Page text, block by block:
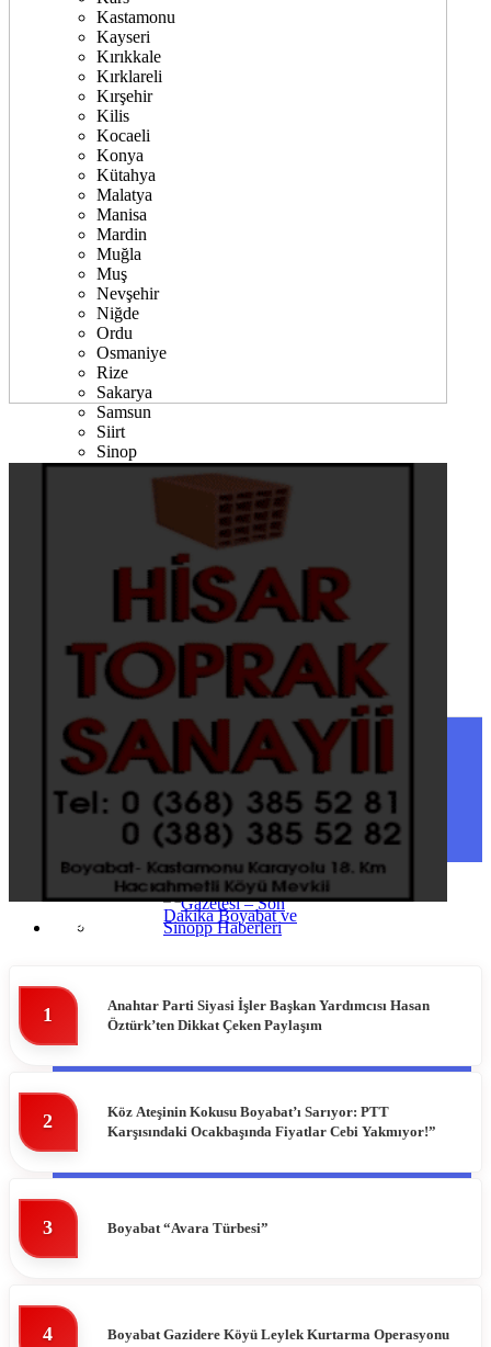
Kastamonu
Kayseri
Kırıkkale
Kırklareli
Kırşehir
Kilis
Kocaeli
Konya
Kütahya
Malatya
Manisa
Mardin
Muğla
Muş
Nevşehir
Niğde
Ordu
Osmaniye
Rize
Sakarya
Samsun
Siirt
Sinop
Sivas
Trabzon
Tunceli
Yalova
Yozgat
Zonguldak
SINOP
BOYABAT
DURAĞAN
AYANCIK
DIKMEN
GERZE
SIYASET
GENEL
SPOR
SERVISLER
HAVA DURUMU
PUAN DURUMLARI
1
Anahtar Parti Siyasi İşler Başkan Yardımcısı Hasan
Öztürk’ten Dikkat Çeken Paylaşım
2
Köz Ateşinin Kokusu Boyabat’ı Sarıyor: PTT
Karşısındaki Ocakbaşında Fiyatlar Cebi Yakmıyor!”
3 Boyabat “Avara Türbesi”
4 Boyabat Gazidere Köyü Leylek Kurtarma Operasyonu